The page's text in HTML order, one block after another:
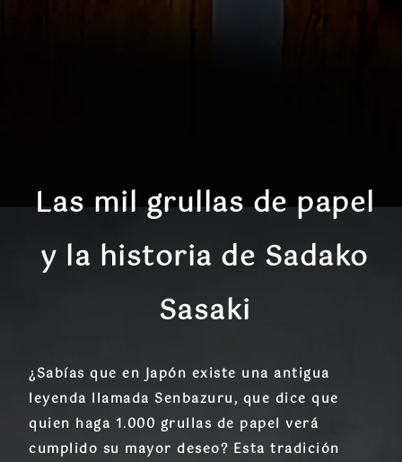
Las mil grullas de papel
y la historia de Sadako
Sasaki
¿Sabías que en Japón existe una antigua
leyenda llamada Senbazuru, que dice que
quien haga 1.000 grullas de papel verá
cumplido su mayor deseo? Esta tradición